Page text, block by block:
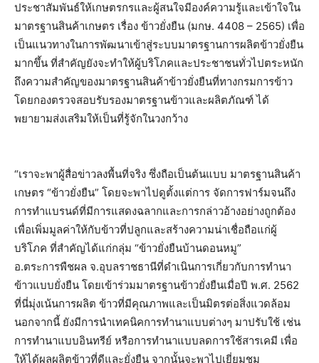
ประชาสัมพันธ์ให้เกษตรกรและผู้สนใจมีองค์ความรู้และเข้าใจใน
มาตรฐานสินค้าเกษตร เรื่อง ข้าวยั่งยืน (มกษ. 4408 – 2565) เพื่อ
เป็นแนวทางในการพัฒนาเข้าสู่ระบบมาตรฐานการผลิตข้าวยั่งยืน
มากขึ้น ที่สำคัญยังจะทำให้ผู้บริโภคและประชาชนทั่วไปตระหนัก
ถึงความสำคัญของมาตรฐานสินค้าข้าวยั่งยืนที่ทางกรมการข้าว
โดยกองตรวจสอบรับรองมาตรฐานข้าวและผลิตภัณฑ์ ได้
พยายามส่งเสริมให้เป็นที่รู้จักในวงกว้าง
“เราจะพาผู้สื่อข่าวลงพื้นที่จริง ซึ่งถือเป็นต้นแบบ มาตรฐานสินค้า
เกษตร “ข้าวยั่งยืน” โดยจะพาไปดูตั้งแต่การ จัดการฟาร์มจนถึง
การทำแบรนด์ที่มีการแสดงฉลากและการกล่าวอ้างอย่างถูกต้อง
เพื่อเพิ่มมูลค่าให้กับข้าวที่ปลูกและสร้างความน่าเชื่อถือแก่ผู้
บริโภค ที่สำคัญได้แก่กลุ่ม “ข้าวยั่งยืนบ้านดอนหมู”
อ.ตระการพืชผล จ.อุบลราชธานีที่ดำเนินการเกี่ยวกับการทำนา
ข้าวแบบยั่งยืน โดยเข้าร่วมมาตรฐานข้าวยั่งยืนเมื่อปี พ.ศ. 2562
ที่นี่มุ่งเน้นการผลิต ข้าวที่มีคุณภาพและเป็นมิตรต่อสิ่งแวดล้อม
นอกจากนี้ ยังมีการนำเทคนิคการทำนาแบบต่างๆ มาปรับใช้ เช่น
การทำนาแบบอินทรีย์ หรือการทำนาแบบลดการใช้สารเคมี เพื่อ
ให้ได้ผลผลิตข้าวที่ดีและยั่งยืน จากนั้นจะพาไปเยี่ยมชม